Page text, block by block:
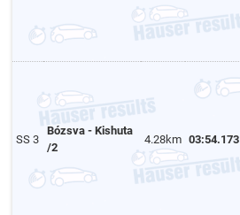
SS 3
Bózsva - Kishuta
/2
4.28km 03:54.173